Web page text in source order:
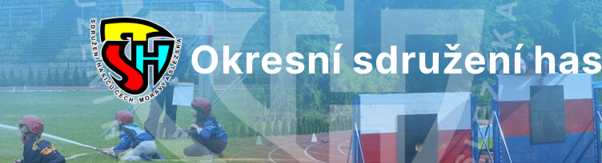
Přeskočit
na
obsah
Okresní sdružení